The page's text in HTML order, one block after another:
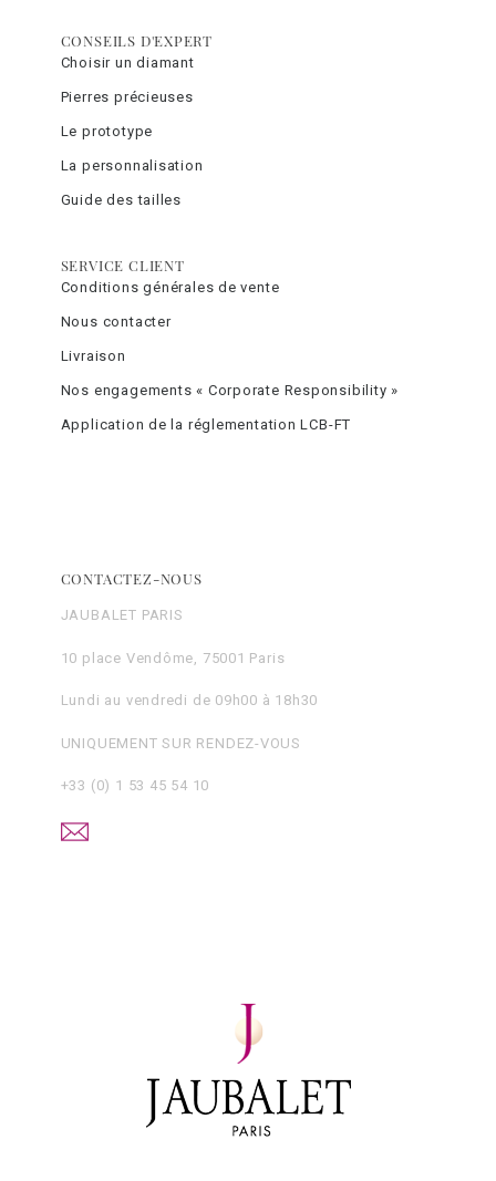
CONSEILS D'EXPERT
Choisir un diamant
Pierres précieuses
Le prototype
La personnalisation
Guide des tailles
SERVICE CLIENT
Conditions générales de vente
Nous contacter
Livraison
Nos engagements « Corporate Responsibility »
Application de la réglementation LCB-FT
CONTACTEZ-NOUS
JAUBALET PARIS
10 place Vendôme, 75001 Paris
Lundi au vendredi de 09h00 à 18h30
UNIQUEMENT SUR RENDEZ-VOUS
+33 (0) 1 53 45 54 10